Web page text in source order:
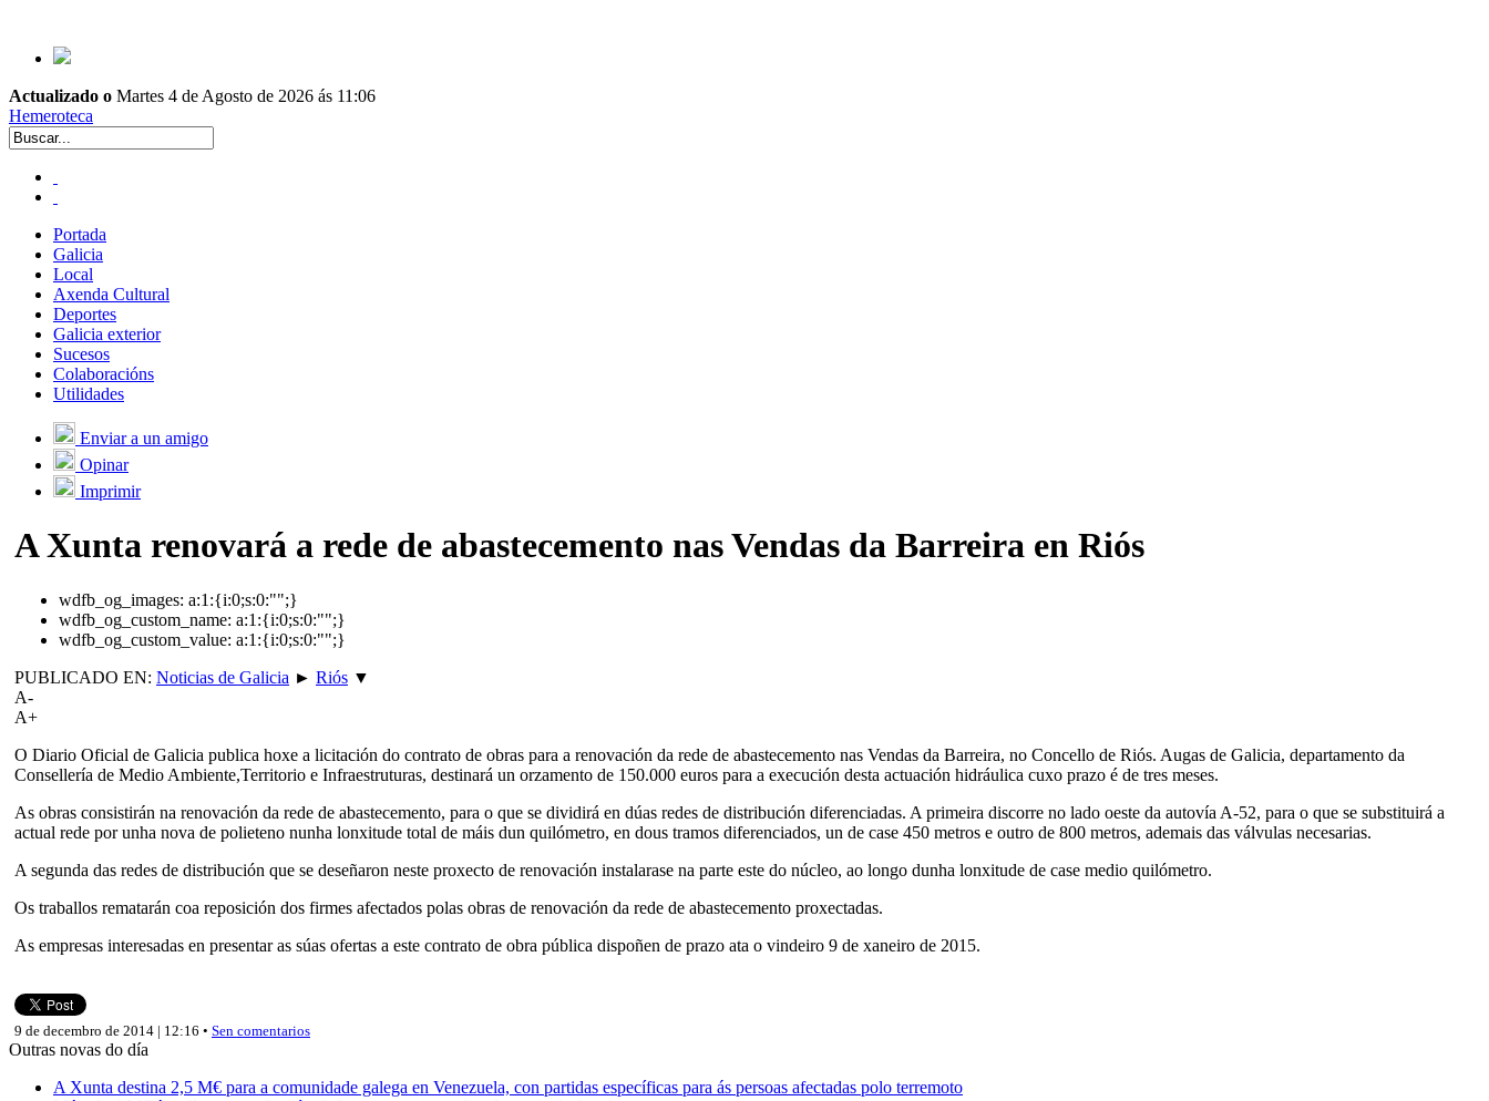
Actualizado o Martes 4 de Agosto de 2026 ás 11:06
Hemeroteca
Portada
Galicia
Local
Axenda Cultural
Deportes
Galicia exterior
Sucesos
Colaboracións
Utilidades
Enviar a un amigo
Opinar
Imprimir
A Xunta renovará a rede de abastecemento nas Vendas da Barreira en Riós
wdfb_og_images: a:1:{i:0;s:0:"";}
wdfb_og_custom_name: a:1:{i:0;s:0:"";}
wdfb_og_custom_value: a:1:{i:0;s:0:"";}
PUBLICADO EN: Noticias de Galicia ► Riós ▼
A-
A+
O Diario Oficial de Galicia publica hoxe a licitación do contrato de obras para a renovación da rede de abastecemento nas Vendas da Barreira, no Concello de Riós. Augas de Galicia, departamento da
Consellería de Medio Ambiente,Territorio e Infraestruturas, destinará un orzamento de 150.000 euros para a execución desta actuación hidráulica cuxo prazo é de tres meses.
As obras consistirán na renovación da rede de abastecemento, para o que se dividirá en dúas redes de distribución diferenciadas. A primeira discorre no lado oeste da autovía A-52, para o que se substituirá a
actual rede por unha nova de polieteno nunha lonxitude total de máis dun quilómetro, en dous tramos diferenciados, un de case 450 metros e outro de 800 metros, ademais das válvulas necesarias.
A segunda das redes de distribución que se deseñaron neste proxecto de renovación instalarase na parte este do núcleo, ao longo dunha lonxitude de case medio quilómetro.
Os traballos rematarán coa reposición dos firmes afectados polas obras de renovación da rede de abastecemento proxectadas.
As empresas interesadas en presentar as súas ofertas a este contrato de obra pública dispoñen de prazo ata o vindeiro 9 de xaneiro de 2015.
9 de decembro de 2014 | 12:16 • Sen comentarios
Outras novas do día
A Xunta destina 2,5 M€ para a comunidade galega en Venezuela, con partidas específicas para ás persoas afectadas polo terremoto